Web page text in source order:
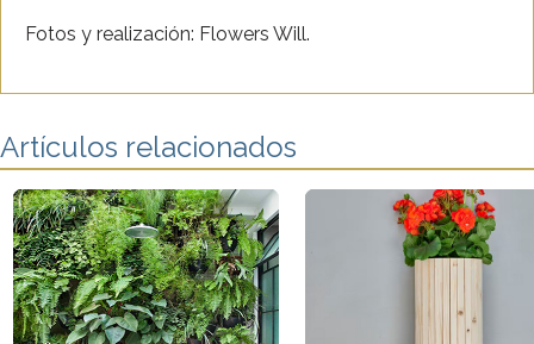
Fotos y realización: Flowers Will.
Artículos relacionados